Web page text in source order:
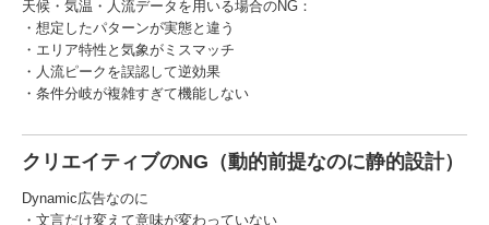
天候・気温・人流データを用いる場合のNG：
・想定したパターンが実態と違う
・エリア特性と気象がミスマッチ
・人流ピークを誤認して逆効果
・条件分岐が複雑すぎて機能しない
クリエイティブのNG（動的前提なのに静的設計）
Dynamic広告なのに
・文言だけ変えて意味が変わっていない